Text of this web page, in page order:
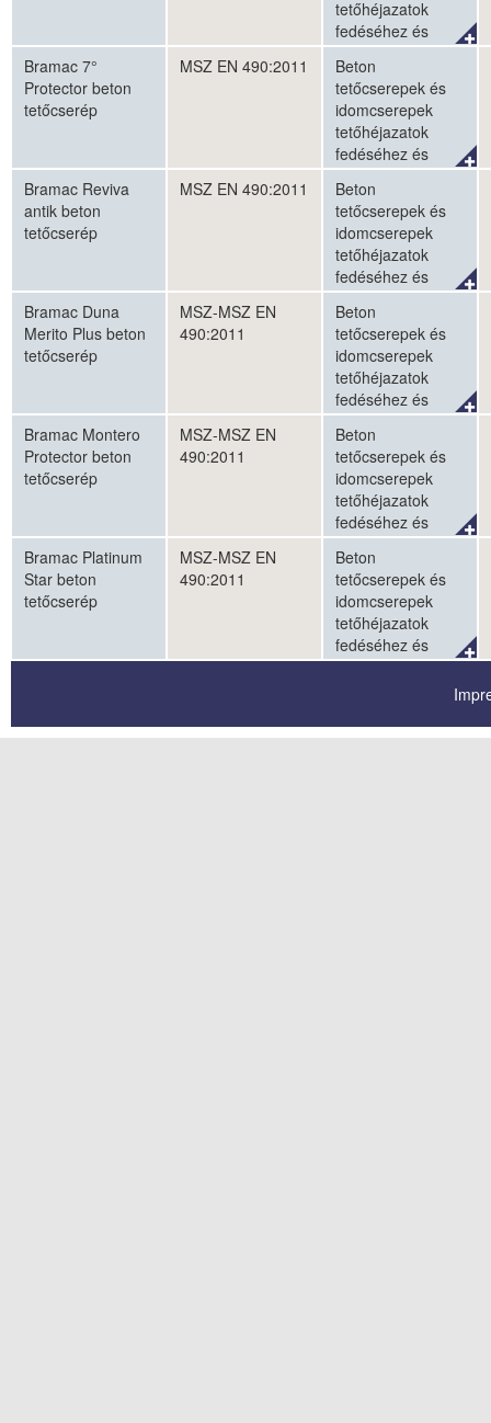
tetőhéjazatok
fedéséhez és
külső
falhomlokzatok
burkolásához
Bramac 7°
Protector beton
tetőcserép
MSZ EN 490:2011
Beton
tetőcserepek és
idomcserepek
tetőhéjazatok
fedéséhez és
külső
falhomlokzatok
burkolásához
Bramac Reviva
antik beton
tetőcserép
MSZ EN 490:2011
Beton
tetőcserepek és
idomcserepek
tetőhéjazatok
fedéséhez és
külső
falhomlokzatok
burkolásához
Bramac Duna
Merito Plus beton
tetőcserép
MSZ-MSZ EN
490:2011
Beton
tetőcserepek és
idomcserepek
tetőhéjazatok
fedéséhez és
külső
falhomlokzatok
burkolásához
Bramac Montero
Protector beton
tetőcserép
MSZ-MSZ EN
490:2011
Beton
tetőcserepek és
idomcserepek
tetőhéjazatok
fedéséhez és
külső
falhomlokzatok
burkolásához
Bramac Platinum
Star beton
tetőcserép
MSZ-MSZ EN
490:2011
Beton
tetőcserepek és
idomcserepek
tetőhéjazatok
fedéséhez és
külső